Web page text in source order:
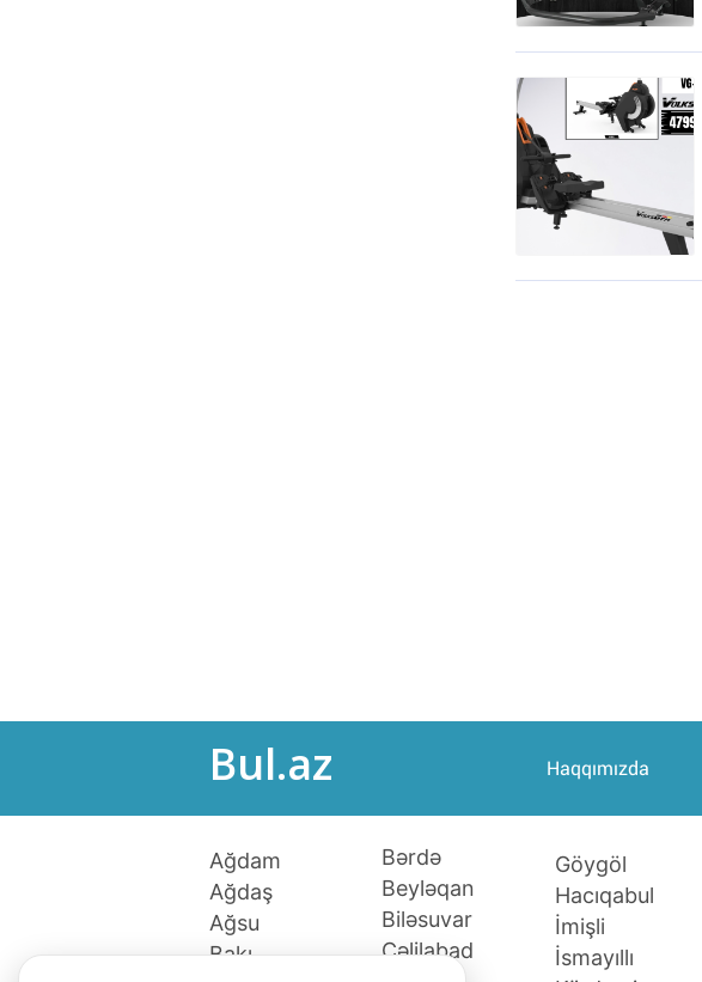
Bul.az Haqqımızda
Ağdam
Ağdaş
Ağsu
Bakı
Bərdə
Beyləqan
Biləsuvar
Cəlilabad
Göygöl
Hacıqabul
İmişli
İsmayıllı